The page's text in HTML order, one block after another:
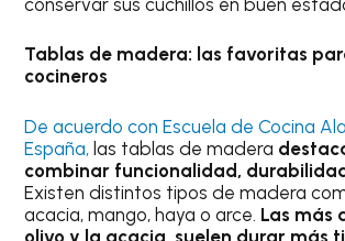
Tablas de madera: las favoritas
cocineros
De acuerdo con Escuela de Cocina
España,las tablas de madera
combinar funcionalidad,
Existen distintos tipos de madera
acacia, mango, haya o arce. Las más
olivo y la acacia, suelen durar más